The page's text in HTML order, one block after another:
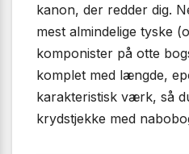
kanon, der redder dig.
mest almindelige tyske
komponister på otte
komplet med længde,
karakteristisk værk, så
krydstjekke med